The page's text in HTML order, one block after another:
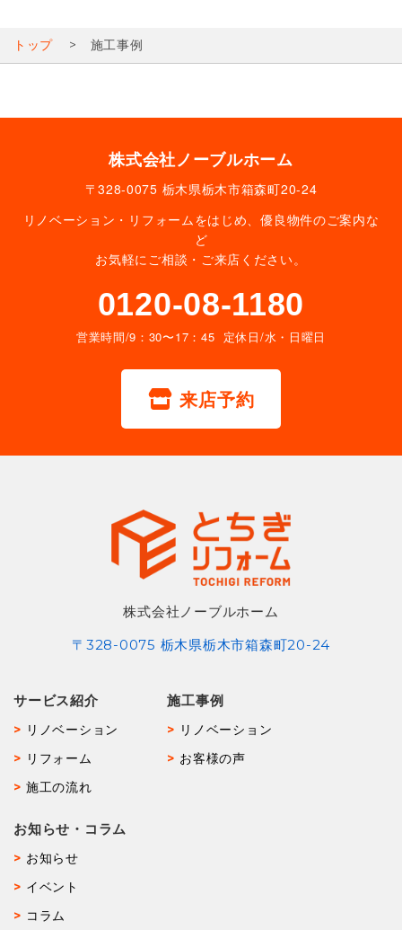
トップ 施工事例
株式会社ノーブルホーム
〒328-0075 栃木県栃木市箱森町20-24
リノベーション・リフォームをはじめ、優良物件のご案内な
ど
お気軽にご相談・ご来店ください。
0120-08-1180
営業時間/9：30〜17：45 定休日/水・日曜日
来店予約
株式会社ノーブルホーム
〒328-0075 栃木県栃木市箱森町20-24
サービス紹介
リノベーション
リフォーム
施工の流れ
施工事例
リノベーション
お客様の声
お知らせ・コラム
お知らせ
イベント
コラム